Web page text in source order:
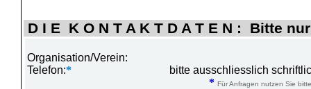
D I E K O N T A K T D A T E N : Bitte
Organisation/Verein:
Telefon:*
bitte ausschliesslich
* Für Anfragen nutzen Sie